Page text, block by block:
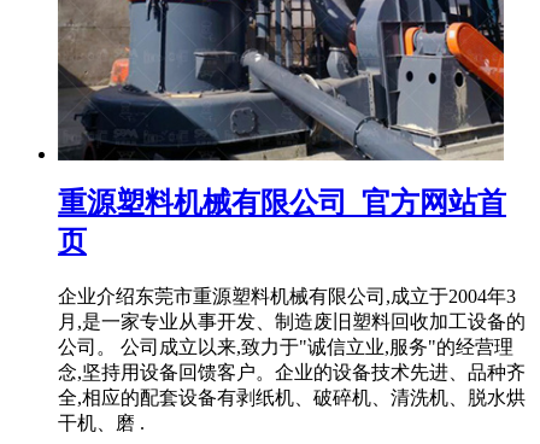
重源塑料机械有限公司_官方网站首
页
企业介绍东莞市重源塑料机械有限公司,成立于2004年3
月,是一家专业从事开发、制造废旧塑料回收加工设备的
公司。 公司成立以来,致力于"诚信立业,服务"的经营理
念,坚持用设备回馈客户。企业的设备技术先进、品种齐
全,相应的配套设备有剥纸机、破碎机、清洗机、脱水烘
干机、磨 .